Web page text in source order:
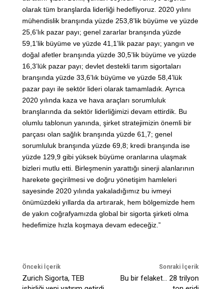
olarak tüm branşlarda liderliği hedefliyoruz. 2020 yılını
mühendislik branşında yüzde 253,8’lik büyüme ve yüzde
25,6’lık pazar payı; genel zararlar branşında yüzde
59,1’lik büyüme ve yüzde 41,1’lik pazar payı; yangın ve
doğal afetler branşında yüzde 30,5’lik büyüme ve yüzde
16,3’lük pazar payı; devlet destekli tarım sigortaları
branşında yüzde 33,6’lık büyüme ve yüzde 58,4’lük
pazar payı ile sektör lideri olarak tamamladık. Ayrıca
2020 yılında kaza ve hava araçları sorumluluk
branşlarında da sektör liderliğimizi devam ettirdik. Bu
olumlu tablonun yanında, şirket stratejimizin önemli bir
parçası olan sağlık branşında yüzde 61,7; genel
sorumluluk branşında yüzde 69,8; kredi branşında ise
yüzde 129,9 gibi yüksek büyüme oranlarına ulaşmak
bizleri mutlu etti. Birleşmenin yarattığı sinerji alanlarının
harekete geçirilmesi ve doğru yönetişim hamleleri
sayesinde 2020 yılında yakaladığımız bu ivmeyi
önümüzdeki yıllarda da artırarak, hem bölgemizde hem
de yakın coğrafyamızda global bir sigorta şirketi olma
hedefimize hızla koşmaya devam edeceğiz.”
Önceki İçerik
Zurich Sigorta, TEB
Sonraki İçerik
Bu bir felaket… 28 trilyon